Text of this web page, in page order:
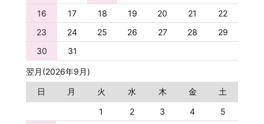
16
17 18 19 20 21
22
23
24 25 26 27 28
29
30
31
翌月(2026年9月)
日
月 火 水 木 金
土
1
2 3 4
5